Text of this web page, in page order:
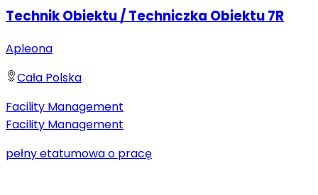
Technik Obiektu / Techniczka Obiektu 7R
Apleona
Cała Polska
Facility Management
Facility Management
pełny etatumowa o pracę